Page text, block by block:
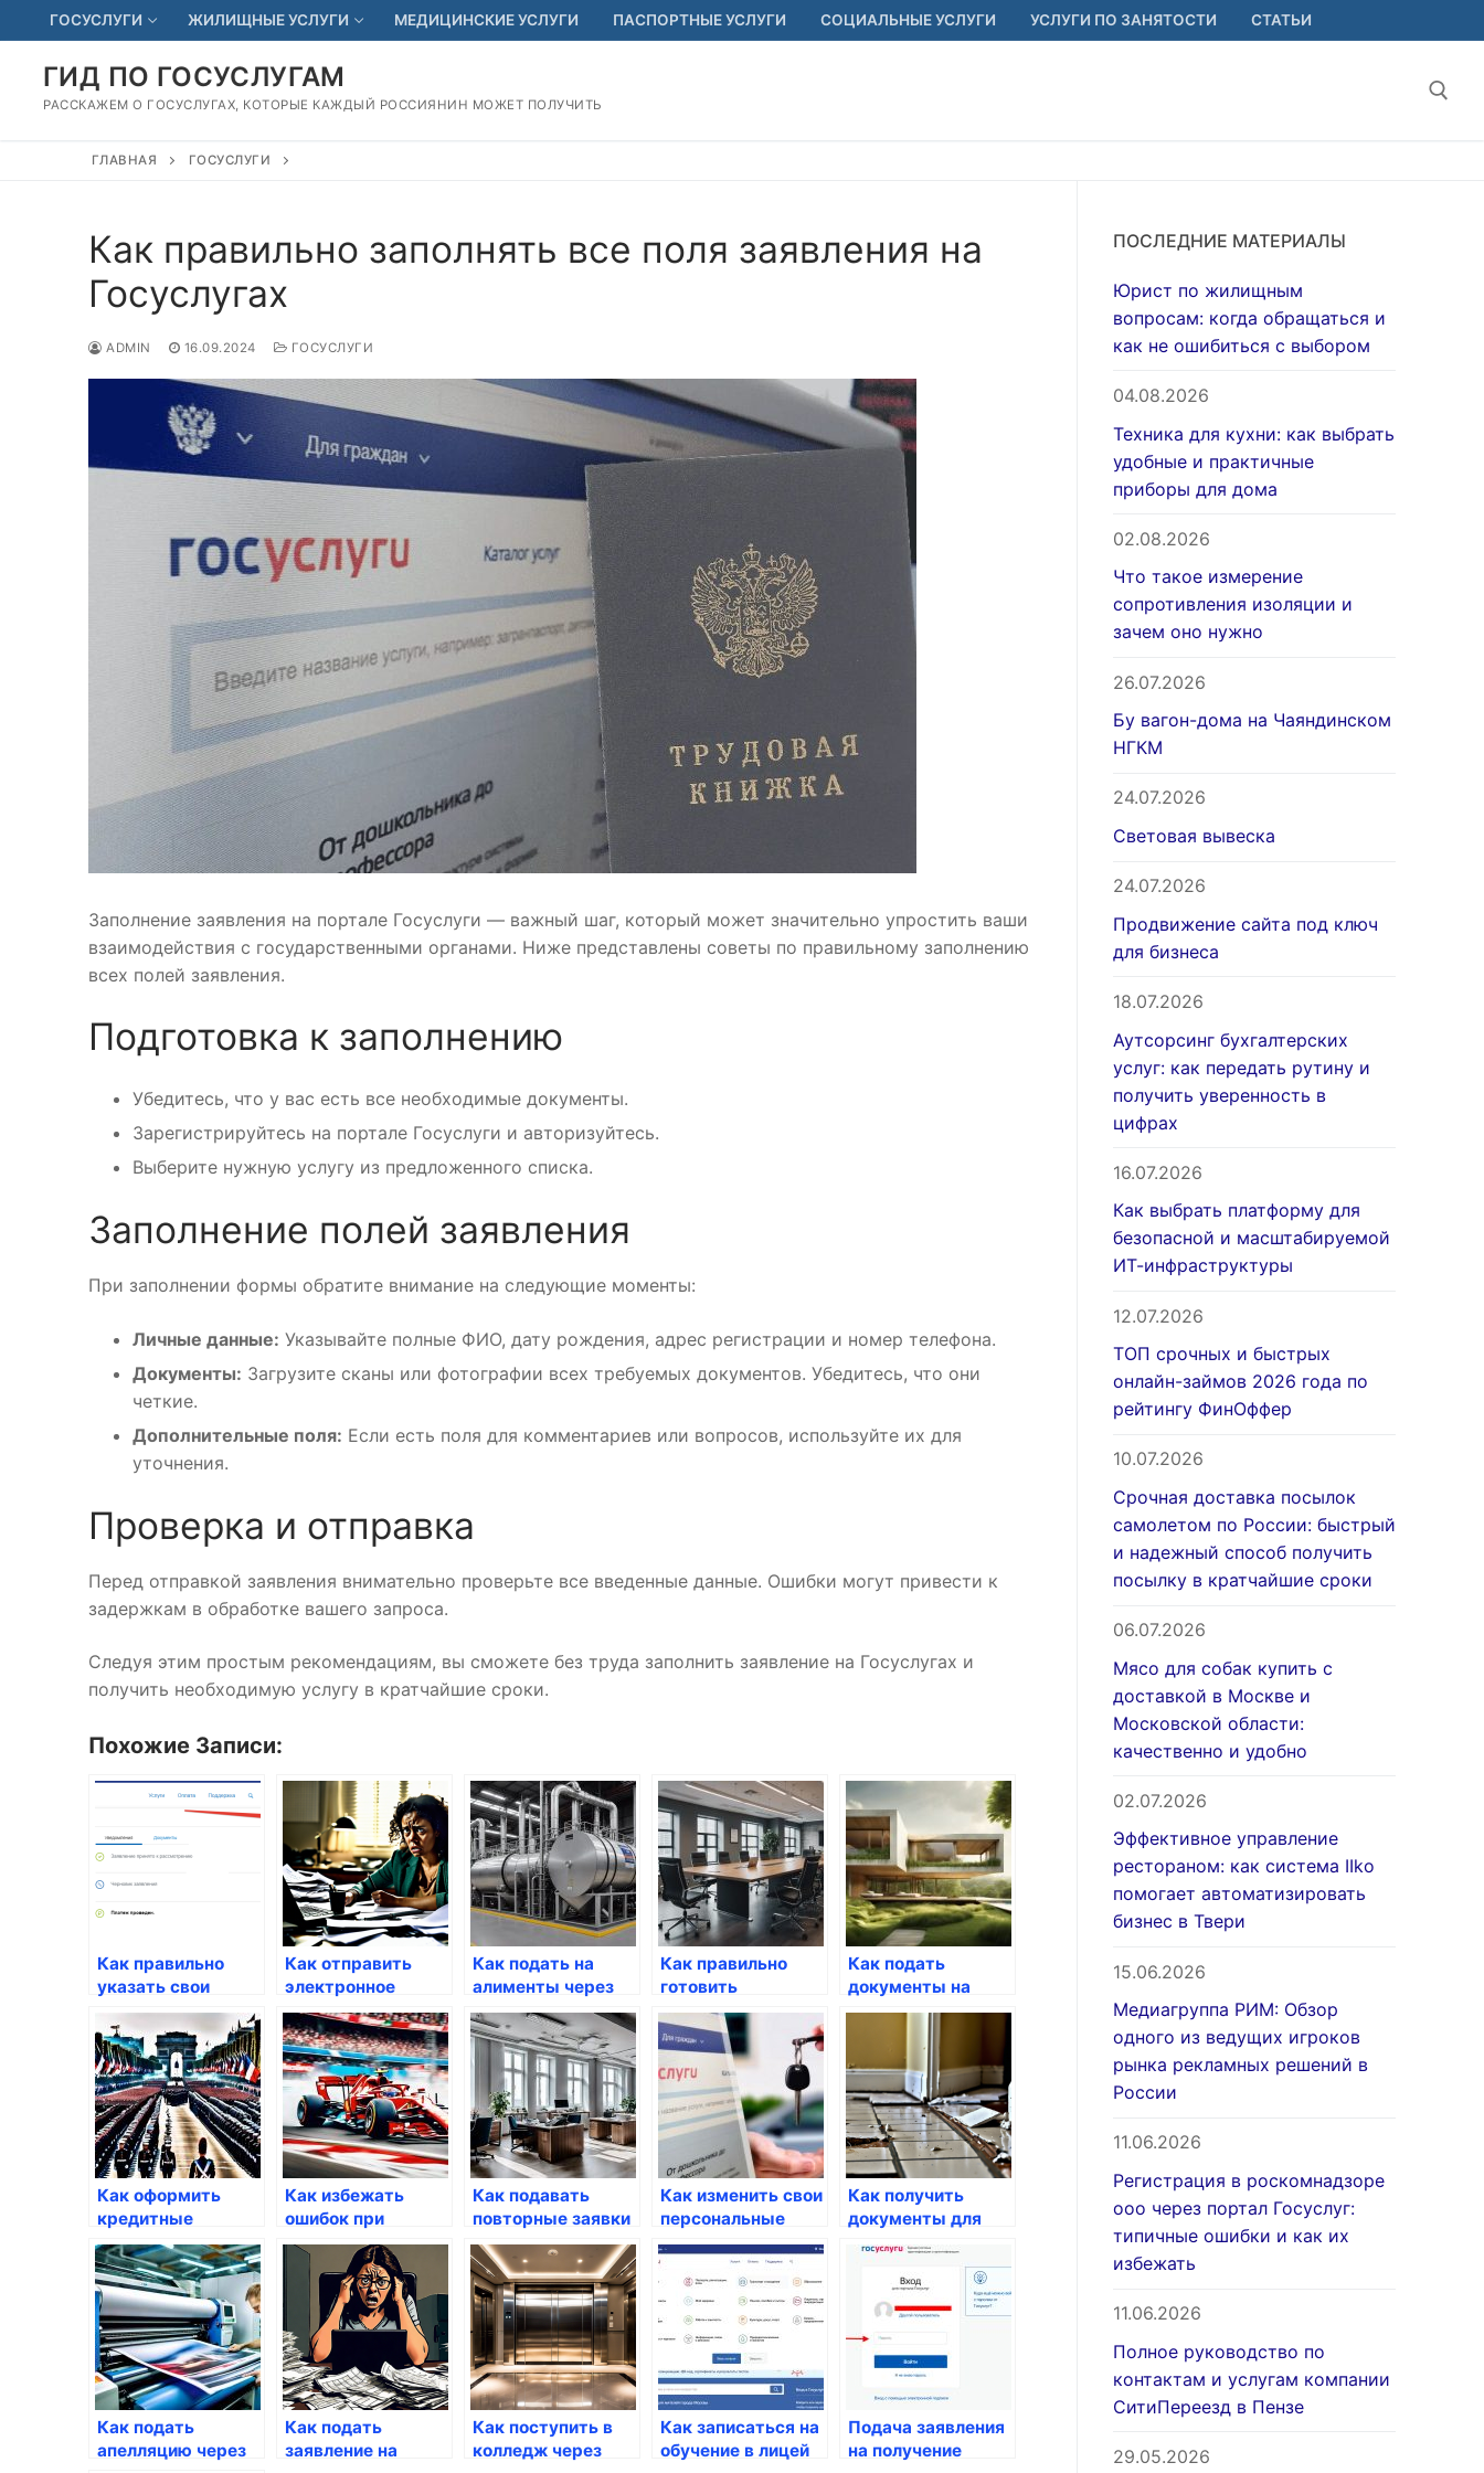
Перейти
к
содержимому
ГОСУСЛУГИ ЖИЛИЩНЫЕ УСЛУГИ МЕДИЦИНСКИЕ УСЛУГИ ПАСПОРТНЫЕ УСЛУГИ СОЦИАЛЬНЫЕ УСЛУГИ УСЛУГИ ПО ЗАНЯТОСТИ СТАТЬИ
ГИД ПО ГОСУСЛУГАМ
РАССКАЖЕМ О ГОСУСЛУГАХ, КОТОРЫЕ КАЖДЫЙ РОССИЯНИН МОЖЕТ ПОЛУЧИТЬ
ГЛАВНАЯ ГОСУСЛУГИ
Как правильно заполнять все поля заявления на
Госуслугах
ADMIN 16.09.2024 ГОСУСЛУГИ
Заполнение заявления на портале Госуслуги — важный шаг, который может значительно упростить ваши
взаимодействия с государственными органами. Ниже представлены советы по правильному заполнению
всех полей заявления.
Подготовка к заполнению
Убедитесь, что у вас есть все необходимые документы.
Зарегистрируйтесь на портале Госуслуги и авторизуйтесь.
Выберите нужную услугу из предложенного списка.
Заполнение полей заявления
При заполнении формы обратите внимание на следующие моменты:
Личные данные: Указывайте полные ФИО, дату рождения, адрес регистрации и номер телефона.
Документы: Загрузите сканы или фотографии всех требуемых документов. Убедитесь, что они
четкие.
Дополнительные поля: Если есть поля для комментариев или вопросов, используйте их для
уточнения.
Проверка и отправка
Перед отправкой заявления внимательно проверьте все введенные данные. Ошибки могут привести к
задержкам в обработке вашего запроса.
Следуя этим простым рекомендациям, вы сможете без труда заполнить заявление на Госуслугах и
получить необходимую услугу в кратчайшие сроки.
Похожие Записи:
Как правильно
указать свои
данные на
Госуслугах
Как отправить
электронное
заявление в суд
через портал
Как подать на
алименты через
портал Госуслуги
Как правильно
готовить
документы для
получения
госуслуг
Как подать
документы на
гражданство
через Госуслуги
Как оформить
кредитные
каникулы через
Госуслуги
Как избежать
ошибок при
заполнении
заявлений через
Госуслуги
Как подавать
повторные заявки
на Госуслугах
Как изменить свои
персональные
данные на
Госуслугах
Как получить
документы для
подачи заявления
через портал
Как подать
апелляцию через
Как подать
заявление на
Как поступить в
колледж через
Как записаться на
обучение в лицей
Подача заявления
на получение
ПОСЛЕДНИЕ МАТЕРИАЛЫ
Юрист по жилищным
вопросам: когда обращаться и
как не ошибиться с выбором
04.08.2026
Техника для кухни: как выбрать
удобные и практичные
приборы для дома
02.08.2026
Что такое измерение
сопротивления изоляции и
зачем оно нужно
26.07.2026
Бу вагон-дома на Чаяндинском
НГКМ
24.07.2026
Световая вывеска
24.07.2026
Продвижение сайта под ключ
для бизнеса
18.07.2026
Аутсорсинг бухгалтерских
услуг: как передать рутину и
получить уверенность в
цифрах
16.07.2026
Как выбрать платформу для
безопасной и масштабируемой
ИТ-инфраструктуры
12.07.2026
ТОП срочных и быстрых
онлайн-займов 2026 года по
рейтингу ФинОффер
10.07.2026
Срочная доставка посылок
самолетом по России: быстрый
и надежный способ получить
посылку в кратчайшие сроки
06.07.2026
Мясо для собак купить с
доставкой в Москве и
Московской области:
качественно и удобно
02.07.2026
Эффективное управление
рестораном: как система IIko
помогает автоматизировать
бизнес в Твери
15.06.2026
Медиагруппа РИМ: Обзор
одного из ведущих игроков
рынка рекламных решений в
России
11.06.2026
Регистрация в роскомнадзоре
ооо через портал Госуслуг:
типичные ошибки и как их
избежать
11.06.2026
Полное руководство по
контактам и услугам компании
СитиПереезд в Пензе
29.05.2026